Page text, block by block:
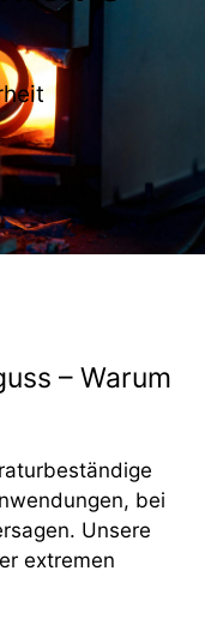
– Warum
bei
Unsere
extremen